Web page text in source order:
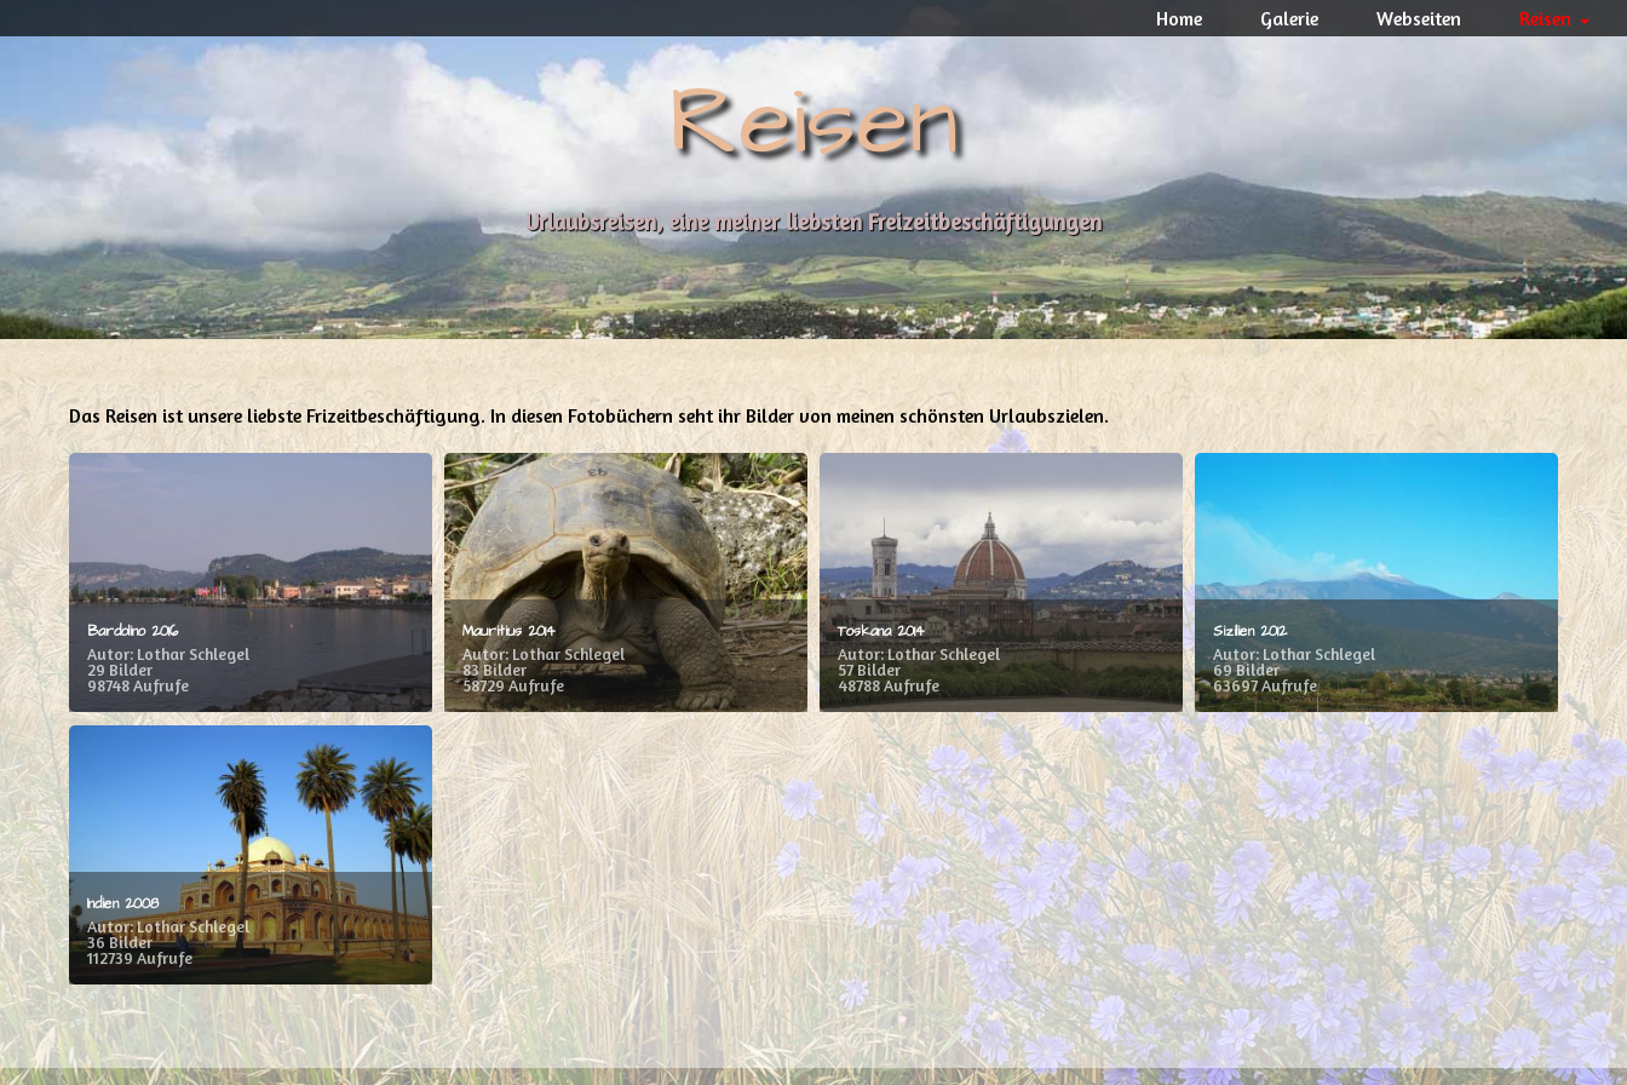
Home Galerie Webseiten Reisen
Reisen
Urlaubsreisen, eine meiner liebsten Freizeitbeschäftigungen
Das Reisen ist unsere liebste Frizeitbeschäftigung. In diesen Fotobüchern seht ihr Bilder von meinen schönsten Urlaubszielen.
Bardolino 2016
Autor: Lothar Schlegel
29 Bilder
98748 Aufrufe
Mauritius 2014
Autor: Lothar Schlegel
83 Bilder
58729 Aufrufe
Toskana 2014
Autor: Lothar Schlegel
57 Bilder
48788 Aufrufe
Sizilien 2012
Autor: Lothar Schlegel
69 Bilder
63697 Aufrufe
Indien 2008
Autor: Lothar Schlegel
36 Bilder
112739 Aufrufe